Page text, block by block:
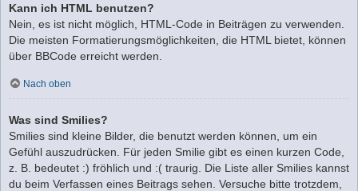
Kann ich HTML benutzen?
Nein, es ist nicht möglich, HTML-Code in Beiträgen zu verwenden.
Die meisten Formatierungsmöglichkeiten, die HTML bietet, können
über BBCode erreicht werden.
Nach oben
Was sind Smilies?
Smilies sind kleine Bilder, die benutzt werden können, um ein
Gefühl auszudrücken. Für jeden Smilie gibt es einen kurzen Code,
z. B. bedeutet :) fröhlich und :( traurig. Die Liste aller Smilies kannst
du beim Verfassen eines Beitrags sehen. Versuche bitte trotzdem,